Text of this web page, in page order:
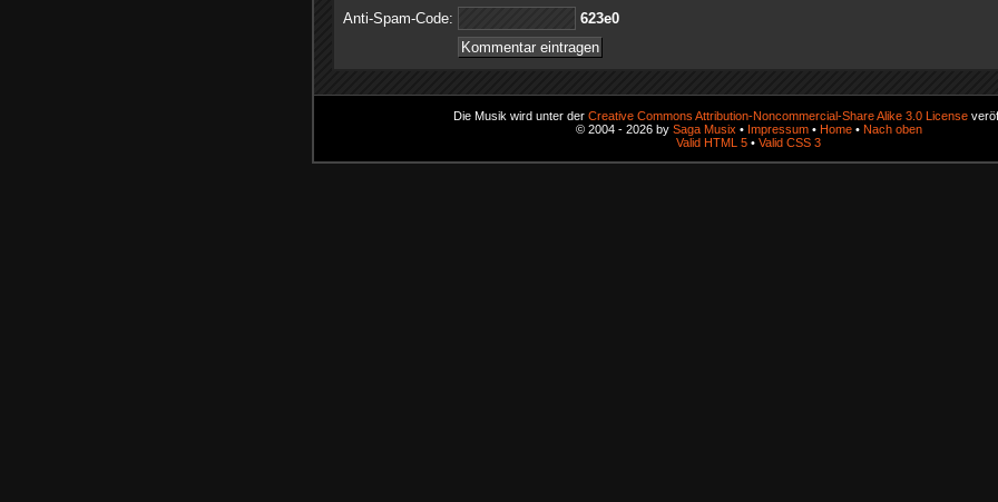
Anti-Spam-Code: 0e326
Die Musik wird unter der Creative Commons Attribution-Noncommercial-Share Alike 3.0 License
© 2004 - 2026 by Saga Musix • Impressum• Home• Nach oben
Valid HTML 5 • Valid CSS 3